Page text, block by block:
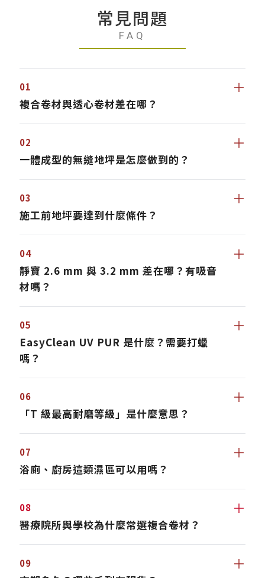
常見問題
FAQ
01
複合卷材與透心卷材差在哪？
＋
02
一體成型的無縫地坪是怎麼做到的？
＋
03
施工前地坪要達到什麼條件？
＋
04
靜寶 2.6 mm 與 3.2 mm 差在哪？有吸音
材嗎？
＋
05
EasyClean UV PUR 是什麼？需要打蠟
嗎？
＋
06
「T 級最高耐磨等級」是什麼意思？
＋
07
浴廁、廚房這類濕區可以用嗎？
＋
08
醫療院所與學校為什麼常選複合卷材？
＋
09 ＋